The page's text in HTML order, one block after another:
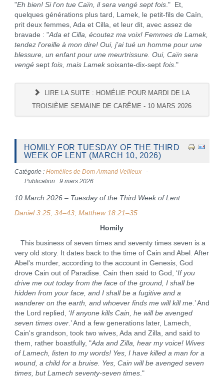
"Eh bien! Si l’on tue Caïn, il sera vengé sept fois." Et,
quelques générations plus tard, Lamek, le petit-fils de Caïn,
prit deux femmes, Ada et Cilla, et leur dit, avec assez de
bravade : "Ada et Cilla, écoutez ma voix! Femmes de Lamek,
tendez l’oreille à mon dire! Oui, j’ai tué un homme pour une
blessure, un enfant pour une meurtrissure. Oui, Caïn sera
vengé septfois, mais Lamek soixante-dix-septfois."
LIRE LA SUITE : HOMÉLIE POUR MARDI DE LA
TROISIÈME SEMAINE DE CARÊME - 10 MARS 2026
HOMILY FOR TUESDAY OF THE THIRD
WEEK OF LENT (MARCH 10, 2026)
Catégorie : Homélies de Dom Armand Veilleux
Publication : 9 mars 2026
10 March 2026 – Tuesday of the Third Week of Lent
Daniel 3:25, 34–43; Matthew 18:21–35
Homily
This business of seven times and seventy times seven is a
very old story. It dates back to the time of Cain and Abel. After
Abel's murder, according to the account in Genesis, God
drove Cain out of Paradise. Cain then said to God, ‘If you
drive me out today from the face of the ground, I shall be
hidden from your face, and I shall be a fugitive and a
wanderer on the earth, and whoever finds me will kill me.’ And
the Lord replied, ‘If anyone kills Cain, he will be avenged
seven times over.’ And a few generations later, Lamech,
Cain's grandson, took two wives, Ada and Zilla, and said to
them, rather boastfully, "Ada and Zilla, hear my voice! Wives
of Lamech, listen to my words! Yes, I have killed a man for a
wound, a child for a bruise. Yes, Cain will be avenged seven
times, but Lamech seventy-seven times."